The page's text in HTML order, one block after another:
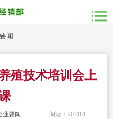
闻
殖技术培训会上
业要闻 阅读：203181